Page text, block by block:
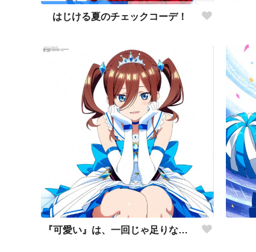
はじける夏のチェックコーデ！
『可愛い』は、一回じゃ足りない。🩵